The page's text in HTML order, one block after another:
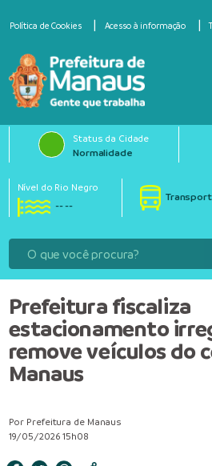
Política de Cookies Acesso à informação
Status da Cidade
Normalidade
Nível do Rio Negro
-- --
Prefeitura fiscaliza
estacionamento
remove veículos do
Manaus
Por Prefeitura de Manaus
19/05/2026 15h08